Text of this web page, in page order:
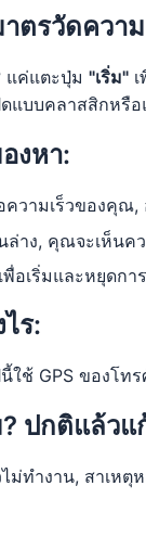
ตรวัดควา
แค่แตะปุ่ม "เริ่ม"
แบบคลาสสิกหรื
งหา:
ความเร็วของคุณ,
ล่าง, คุณจะเห็นค
อเริ่มและหยุดกา
ร:
ใช้ GPS ของโท
ปกติแล้วแ
ม่ทำงาน, สาเห